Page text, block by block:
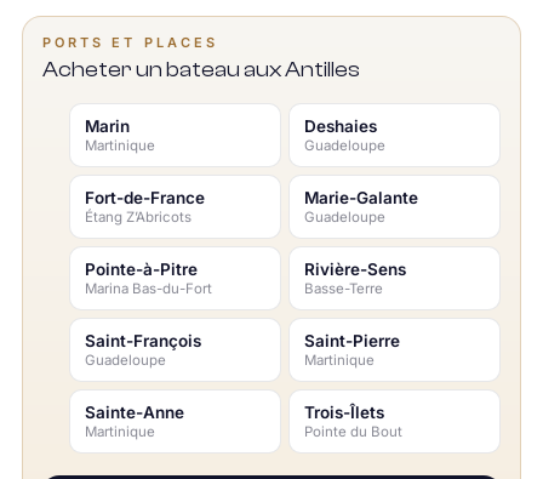
PORTS ET PLACES
Acheter un bateau aux Antilles
Marin
Martinique
Deshaies
Guadeloupe
Fort-de-France
Étang Z’Abricots
Marie-Galante
Guadeloupe
Pointe-à-Pitre
Marina Bas-du-Fort
Rivière-Sens
Basse-Terre
Saint-François
Guadeloupe
Saint-Pierre
Martinique
Sainte-Anne
Martinique
Trois-Îlets
Pointe du Bout